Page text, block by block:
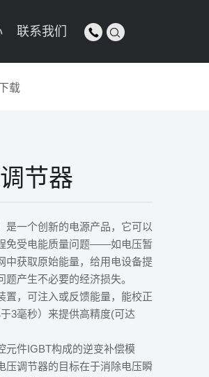
 
联系我们
载
节器
是一个创新的电源产品，它可以
免受电能质量问题——如电压暂
中获取原始能量，给用电设备提
产生不必要的经济损失。
置，可注入或反馈能量，能校正
3毫秒）来提供高精度(可达
元件IGBT构成的逆变补偿模
压调节器的目标在于消除电压瞬